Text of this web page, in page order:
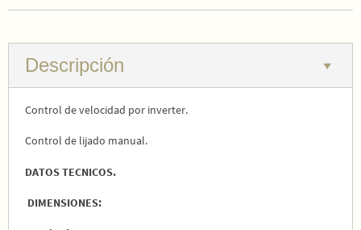
Descripción
Control de velocidad por inverter.
Control de lijado manual.
DATOS TECNICOS.
DIMENSIONES: